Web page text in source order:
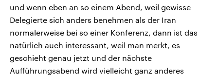
und wenn eben an so einem Abend, weil gewisse
Delegierte sich anders benehmen als der Iran
normalerweise bei so einer Konferenz, dann ist das
natürlich auch interessant, weil man merkt, es
geschieht genau jetzt und der nächste
Aufführungsabend wird vielleicht ganz anderes